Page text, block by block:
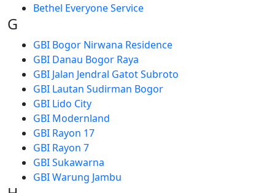
Bethel Everyone Service
G
GBI Bogor Nirwana Residence
GBI Danau Bogor Raya
GBI Jalan Jendral Gatot Subroto
GBI Lautan Sudirman Bogor
GBI Lido City
GBI Modernland
GBI Rayon 17
GBI Rayon 7
GBI Sukawarna
GBI Warung Jambu